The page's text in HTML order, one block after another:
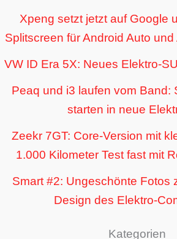
Xpeng setzt jetzt auf Google
Splitscreen für Android Auto
VW ID Era 5X: Neues Elektro-
Peaq und i3 laufen vom Band:
starten in neue
Zeekr 7GT: Core-Version mit
1.000 Kilometer Test fast mit
Smart #2: Ungeschönte Fotos
Design des Elektro-
Kategorien